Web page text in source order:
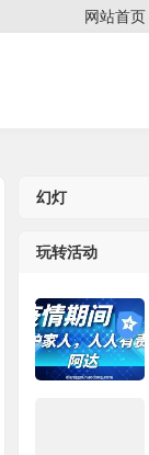
网站首页
幻灯
玩转活动